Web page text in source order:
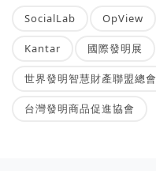
SocialLab OpView
Kantar 國際發明展
世界發明智慧財產聯盟總會
台灣發明商品促進協會